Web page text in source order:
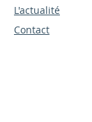
L'actualité
Contact